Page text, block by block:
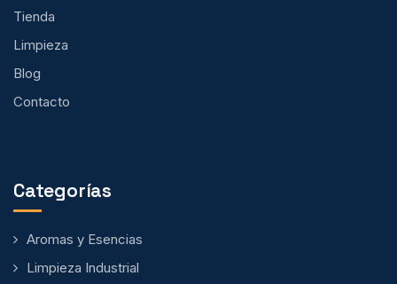
Tienda
Limpieza
Blog
Contacto
Categorías
Aromas y Esencias
Limpieza Industrial